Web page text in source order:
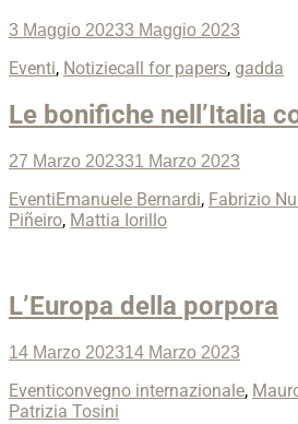
Posted
3 Maggio 20233 Maggio 2023
Categories
Eventi, NotizieTags
call for papers, gadda
Le bonifiche nell’Italia
Posted
27 Marzo 202331 Marzo 2023
Categories
EventiTags
Emanuele Bernardi, Fabrizio
Piñeiro, Mattia Iorillo
L’Europa della porpora
Posted
14 Marzo 202314 Marzo 2023
Categories
EventiTags
convegno internazionale,
Patrizia Tosini